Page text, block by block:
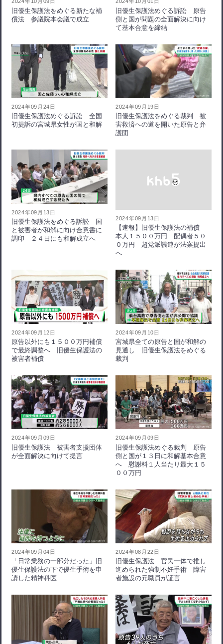
旧優生保護法をめぐる新たな補
償法 参議院本会議で成立
旧優生保護法めぐる訴訟 原告
側と国が問題の全面解決に向け
て基本合意を締結
2024年09月24日
旧優生保護法めぐる訴訟 全国
初提訴の宮城県女性が国と和解
2024年09月19日
旧優生保護法をめぐる裁判 被
害救済への道を開いた原告と弁
護団
2024年09月13日
旧優生保護法をめぐる訴訟 国
と被害者が和解に向け合意書に
調印 ２４日にも和解成立へ
2024年09月13日
【速報】旧優生保護法の補償
本人１５００万円 配偶者５０
０万円 超党派議連が法案提出
へ
2024年09月12日
原告以外にも１５００万円補償
で最終調整へ 旧優生保護法の
被害者補償
2024年09月10日
宮城県全ての原告と国が和解の
見通し 旧優生保護法をめぐる
裁判
2024年09月09日
旧優生保護法 被害者支援団体
が全面解決に向けて提言
2024年09月09日
旧優生保護法めぐる裁判 原告
側と国が１３日に和解基本合意
へ 慰謝料１人当たり最大１５
００万円
2024年09月04日
「日常業務の一部分だった」旧
優生保護法の下で優生手術を申
請した精神科医
2024年08月22日
旧優生保護法 官民一体で推し
進められた強制不妊手術 障害
者施設の元職員が証言